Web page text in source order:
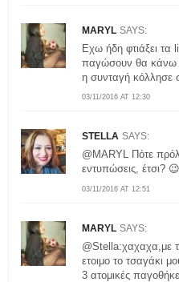
MARYL SAYS:
03/11/2016 AT 12:30
Εχω ήδη φτιάξει τα
παγώσουν θα κάνω
η συνταγή κόλλησε
STELLA SAYS:
03/11/2016 AT 12:51
@MARYL Πότε
εντυπώσεις, έτσι? 😉
MARYL SAYS:
@Stella:χαχαχα,με
ετοιμο το τσαγάκι
3 ατομικές